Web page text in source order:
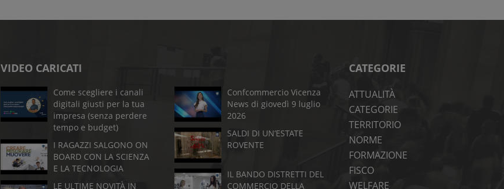
CATEGORIE
ATTUALITÀ
CATEGORIE
TERRITORIO
NORME
FORMAZIONE
FISCO
WELFARE
VIDEO CARICATI
Come scegliere i canali
digitali giusti per la tua
impresa (senza perdere
tempo e budget)
I RAGAZZI SALGONO ON
BOARD CON LA SCIENZA
E LA TECNOLOGIA
LE ULTIME NOVITÀ IN
Confcommercio Vicenza
News di giovedì 9 luglio
2026
SALDI DI UN’ESTATE
ROVENTE
IL BANDO DISTRETTI DEL
COMMERCIO DELLA